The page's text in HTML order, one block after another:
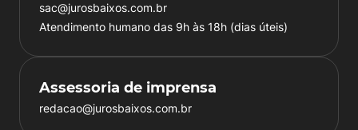
sac@jurosbaixos.com.br
Atendimento humano das 9h às 18h (dias úteis)
Assessoria de imprensa
redacao@jurosbaixos.com.br